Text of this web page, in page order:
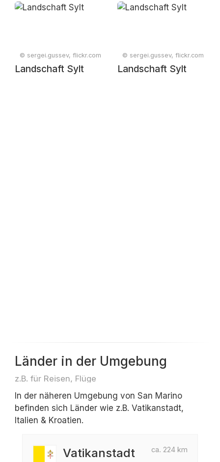
© sergei.gussev, flickr.com
Landschaft Sylt
© sergei.gussev, flickr.com
Landschaft Sylt
Länder in der Umgebung
z.B. für Reisen, Flüge
In der näheren Umgebung von San Marino
befinden sich Länder wie z.B. Vatikanstadt,
Italien & Kroatien.
ca. 224 km
Vatikanstadt